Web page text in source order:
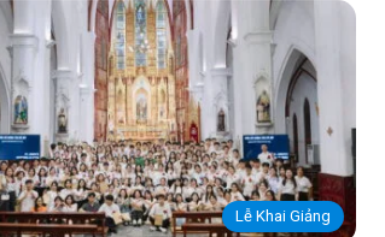
Lễ Khai Giảng